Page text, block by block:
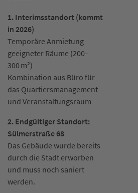
1. Interimsstandort (kommt
in 2026)
Temporäre Anmietung
geeigneter Räume (200–
300 m²)
Kombination aus Büro für
das Quartiersmanagement
und Veranstaltungsraum
2. Endgültiger Standort:
Sülmerstraße 68
Das Gebäude wurde bereits
durch die Stadt erworben
und muss noch saniert
werden.